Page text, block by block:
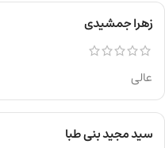
زهرا جمشیدی
عالی
سید مجید بنی طبا